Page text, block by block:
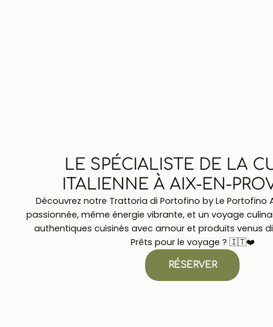
LE SPÉCIALISTE DE LA
ITALIENNE À AIX-EN-
Découvrez notre Trattoria di Portofino by Le Portofino
passionnée, même énergie vibrante, et un voyage
authentiques cuisinés avec amour et produits venus
Prêts pour le voyage ? 🇮🇹❤️
RÉSERVER